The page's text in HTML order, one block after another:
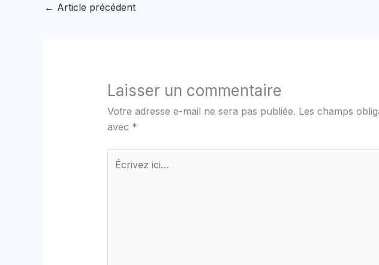
← Article précédent
Laisser un commentaire
Votre adresse e-mail ne sera pas publiée. Les champs
avec *
Écrivez
ici…